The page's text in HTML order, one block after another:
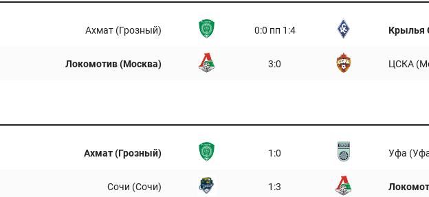
Ахмат (Грозный) 0:0 пп 1:4 Крылья
Локомотив (Москва) 3:0 ЦСКА
Ахмат (Грозный) 1:0 Уфа
Сочи (Сочи) 1:3